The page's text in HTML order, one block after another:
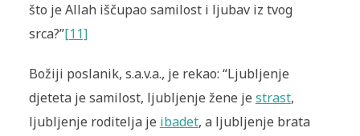
što je Allah iščupao samilost i ljubav iz tvog
srca?”[11]
Božiji poslanik, s.a.v.a., je rekao: “Ljubljenje
djeteta je samilost, ljubljenje žene je strast,
ljubljenje roditelja je ibadet, a ljubljenje brata